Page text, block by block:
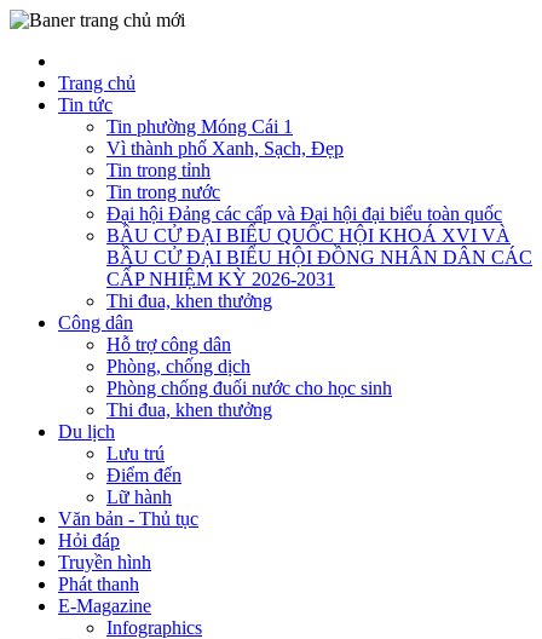
Trang chủ
Tin tức
Tin phường Móng Cái 1
Vì thành phố Xanh, Sạch, Đẹp
Tin trong tỉnh
Tin trong nước
Đại hội Đảng các cấp và Đại hội đại biểu toàn quốc
BẦU CỬ ĐẠI BIỂU QUỐC HỘI KHOÁ XVI VÀ
BẦU CỬ ĐẠI BIỂU HỘI ĐỒNG NHÂN DÂN CÁC
CẤP NHIỆM KỲ 2026-2031
Thi đua, khen thưởng
Công dân
Hỗ trợ công dân
Phòng, chống dịch
Phòng chống đuối nước cho học sinh
Thi đua, khen thưởng
Du lịch
Lưu trú
Điểm đến
Lữ hành
Văn bản - Thủ tục
Hỏi đáp
Truyền hình
Phát thanh
E-Magazine
Infographics